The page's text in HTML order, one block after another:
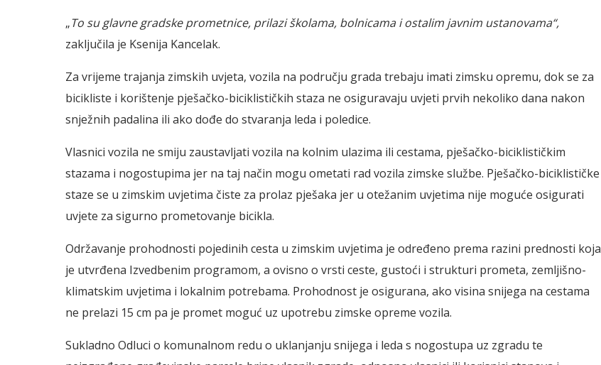
„To su glavne gradske prometnice, prilazi školama, bolnicama i ostalim javnim ustanovama“,
zaključila je Ksenija Kancelak.
Za vrijeme trajanja zimskih uvjeta, vozila na području grada trebaju imati zimsku opremu, dok se za
bicikliste i korištenje pješačko-biciklističkih staza ne osiguravaju uvjeti prvih nekoliko dana nakon
snježnih padalina ili ako dođe do stvaranja leda i poledice.
Vlasnici vozila ne smiju zaustavljati vozila na kolnim ulazima ili cestama, pješačko-biciklističkim
stazama i nogostupima jer na taj način mogu ometati rad vozila zimske službe. Pješačko-biciklističke
staze se u zimskim uvjetima čiste za prolaz pješaka jer u otežanim uvjetima nije moguće osigurati
uvjete za sigurno prometovanje bicikla.
Održavanje prohodnosti pojedinih cesta u zimskim uvjetima je određeno prema razini prednosti koja
je utvrđena Izvedbenim programom, a ovisno o vrsti ceste, gustoći i strukturi prometa, zemljišno-
klimatskim uvjetima i lokalnim potrebama. Prohodnost je osigurana, ako visina snijega na cestama
ne prelazi 15 cm pa je promet moguć uz upotrebu zimske opreme vozila.
Sukladno Odluci o komunalnom redu o uklanjanju snijega i leda s nogostupa uz zgradu te